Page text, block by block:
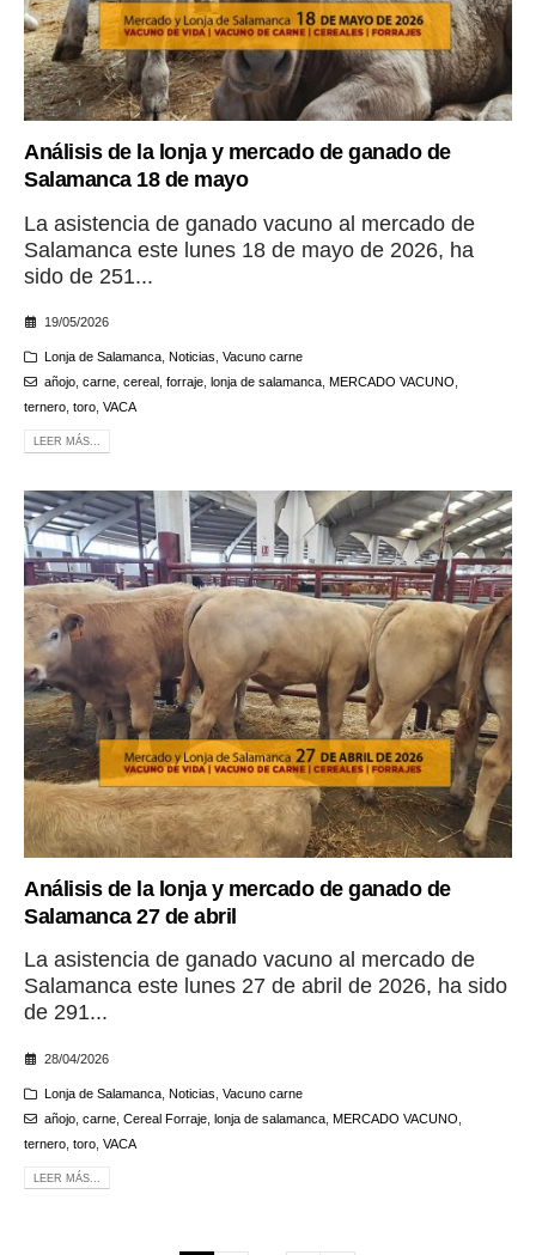
Análisis de la lonja y mercado de ganado de
Salamanca 18 de mayo
La asistencia de ganado vacuno al mercado de
Salamanca este lunes 18 de mayo de 2026, ha
sido de 251...
19/05/2026
Lonja de Salamanca, Noticias Vacuno carne
añojo, carne, cereal, forraje, lonja de salamanca, MERCADO VACUNO
ternero toro VACA
LEER MÁS...
Análisis de la lonja y mercado de ganado de
Salamanca 27 de abril
La asistencia de ganado vacuno al mercado de
Salamanca este lunes 27 de abril de 2026, ha sido
de 291...
28/04/2026
Lonja de Salamanca, Noticias Vacuno carne
añojo, carne, Cereal Forraje, lonja de salamanca, MERCADO VACUNO
ternero toro VACA
LEER MÁS...